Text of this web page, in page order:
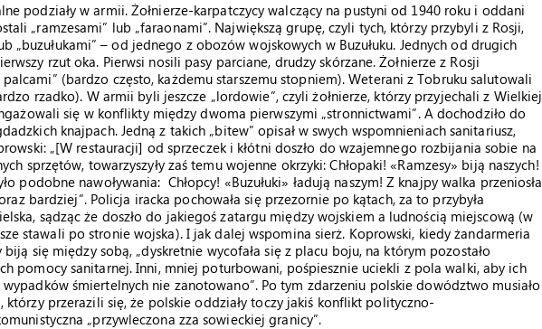
podziały w armii. Żołnierze-karpatczycy walczący na pustyni od 1940 roku i oddani
„ramzesami” lub „faraonami”. Największą grupę, czyli tych, którzy przybyli z Rosji,
„buzułukami” – od jednego z obozów wojskowych w Buzułuku. Jednych od drugich
rzut oka. Pierwsi nosili pasy parciane, drudzy skórzane. Żołnierze z Rosji
(bardzo często, każdemu starszemu stopniem). Weterani z Tobruku salutowali
rzadko). W armii byli jeszcze „lordowie”, czyli żołnierze, którzy przyjechali z Wielkiej
się w konflikty między dwoma pierwszymi „stronnictwami”. A dochodziło do
knajpach. Jedną z takich „bitew” opisał w swych wspomnieniach sanitariusz,
„[W restauracji] od sprzeczek i kłótni doszło do wzajemnego rozbijania sobie na
sprzętów, towarzyszyły zaś temu wojenne okrzyki: Chłopaki! «Ramzesy» biją naszych!
podobne nawoływania: Chłopcy! «Buzułuki» ładują naszym! Z knajpy walka przeniosła
bardziej”. Policja iracka pochowała się przezornie po kątach, za to przybyła
sądząc że doszło do jakiegoś zatargu między wojskiem a ludnością miejscową (w
stawali po stronie wojska). I jak dalej wspomina sierż. Koprowski, kiedy żandarmeria
biją się między sobą, „dyskretnie wycofała się z placu boju, na którym pozostało
pomocy sanitarnej. Inni, mniej poturbowani, pośpiesznie uciekli z pola walki, aby ich
wypadków śmiertelnych nie zanotowano”. Po tym zdarzeniu polskie dowództwo musiało
którzy przerazili się, że polskie oddziały toczy jakiś konflikt polityczno-
„przywleczona zza sowieckiej granicy”.